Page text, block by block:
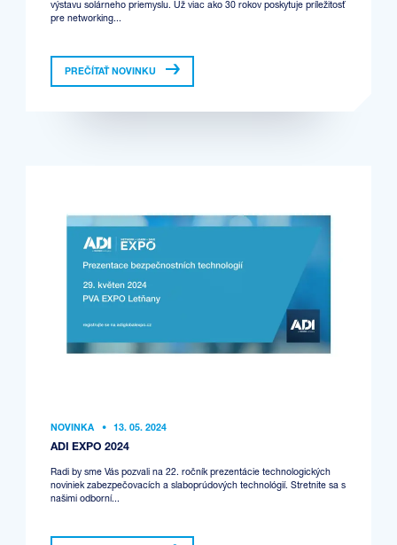
výstavu solárneho priemyslu. Už viac ako 30 rokov poskytuje príležitosť
pre networking...
PREČÍTAŤ NOVINKU
NOVINKA • 13. 05. 2024
ADI EXPO 2024
Radi by sme Vás pozvali na 22. ročník prezentácie technologických
noviniek zabezpečovacích a slaboprúdových technológií. Stretnite sa s
našimi odborní...